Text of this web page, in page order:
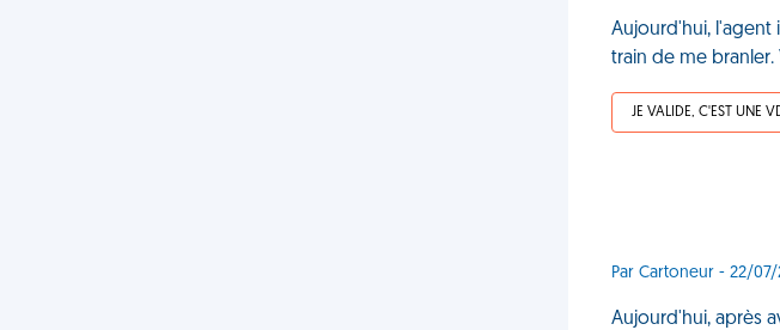
Aujourd'hui, l'agent
train de me branler.
JE VALIDE, C'EST UNE
Par Cartoneur - 22/07/
Aujourd'hui, après